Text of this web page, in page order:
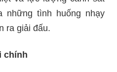
những tình huống nhạy
ra giải đấu.
chính